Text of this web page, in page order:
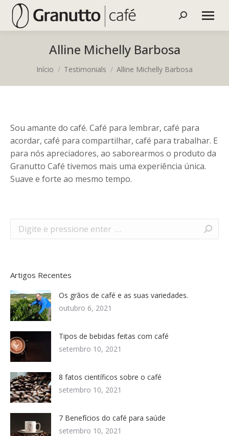
Buscar
Alline Michelly Barbosa
Você está aqui:
Início Testimonials Alline Michelly Barbosa
Sou amante do café. Café para lembrar, café para
acordar, café para compartilhar, café para trabalhar. E
para nós apreciadores, ao saborearmos o produto da
Granutto Café tivemos mais uma experiência única.
Suave e forte ao mesmo tempo.
Artigos Recentes
Os grãos de café e as suas variedades.
outubro 6, 2021
Tipos de bebidas feitas com café
setembro 10, 2021
8 fatos científicos sobre o café
setembro 10, 2021
7 Benefícios do café para saúde
setembro 10, 2021